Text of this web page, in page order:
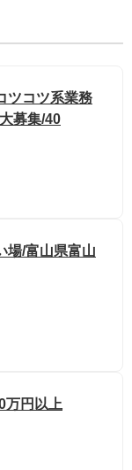
ツコツ系業務
募集/40
場/富山県富山
万円以上